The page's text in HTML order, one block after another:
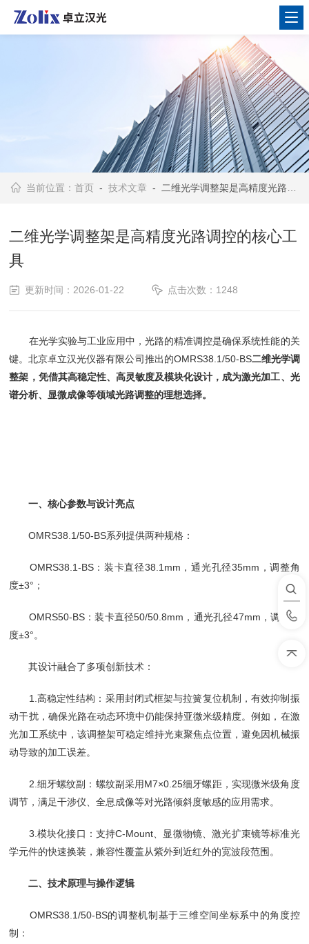
当前位置：首页 -技术文章 - 二维光学调整架是高精度光路调控的核心工具
二维光学调整架是高精度光路调控的核心工
具
更新时间：2026-01-22 点击次数：1248
在光学实验与工业应用中，光路的精准调控是确保系统性能的关
键。北京卓立汉光仪器有限公司推出的OMRS38.1/50-BS二维光学调
整架，凭借其高稳定性、高灵敏度及模块化设计，成为激光加工、光
谱分析、显微成像等领域光路调整的理想选择。
一、核心参数与设计亮点
OMRS38.1/50-BS系列提供两种规格：
OMRS38.1-BS：装卡直径38.1mm，通光孔径35mm，调整角
度±3°；
OMRS50-BS：装卡直径50/50.8mm，通光孔径47mm，调整角
度±3°。
其设计融合了多项创新技术：
1.高稳定性结构：采用封闭式框架与拉簧复位机制，有效抑制振
动干扰，确保光路在动态环境中仍能保持亚微米级精度。例如，在激
光加工系统中，该调整架可稳定维持光束聚焦点位置，避免因机械振
动导致的加工误差。
2.细牙螺纹副：螺纹副采用M7×0.25细牙螺距，实现微米级角度
调节，满足干涉仪、全息成像等对光路倾斜度敏感的应用需求。
3.模块化接口：支持C-Mount、显微物镜、激光扩束镜等标准光
学元件的快速换装，兼容性覆盖从紫外到近红外的宽波段范围。
二、技术原理与操作逻辑
OMRS38.1/50-BS的调整机制基于三维空间坐标系中的角度控
制：